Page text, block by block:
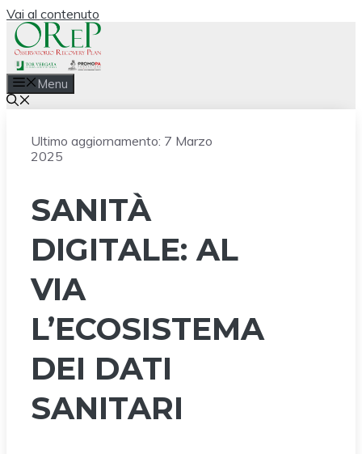
Vai al contenuto
Menu
Ultimo aggiornamento: 7 Marzo
2025
SANITÀ
DIGITALE: AL
VIA
L’ECOSISTEMA
DEI DATI
SANITARI